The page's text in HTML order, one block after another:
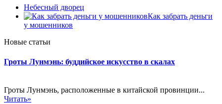
Небесный дворец
Как забрать деньги
у мошенников
Новые статьи
Гроты Лунмэнь: буддийское искусство в скалах
Гроты Лунмэнь, расположенные в китайской провинции...
Читать»